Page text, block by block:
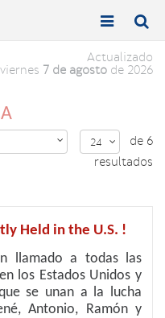
Toggle

Toggle

Actualizado
viernes 7 de agosto de 2026
 24 
de 6
resultados
Held in the U.S. !
llamado a todas las
los Estados Unidos y
se unan a la lucha
Antonio, Ramón y